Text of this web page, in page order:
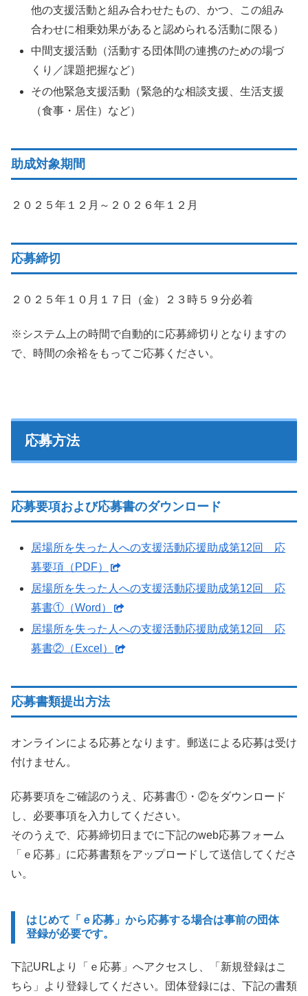
他の支援活動と組み合わせたもの、かつ、この組み
合わせに相乗効果があると認められる活動に限る）
中間支援活動（活動する団体間の連携のための場づ
くり／課題把握など）
その他緊急支援活動（緊急的な相談支援、生活支援
（食事・居住）など）
助成対象期間
２０２５年１２月～２０２６年１２月
応募締切
２０２５年１０月１７日（金）２３時５９分必着
※システム上の時間で自動的に応募締切りとなりますの
で、時間の余裕をもってご応募ください。
応募方法
応募要項および応募書のダウンロード
居場所を失った人への支援活動応援助成第12回 応
募要項（PDF）
居場所を失った人への支援活動応援助成第12回 応
募書①（Word）
居場所を失った人への支援活動応援助成第12回 応
募書②（Excel）
応募書類提出方法
オンラインによる応募となります。郵送による応募は受け
付けません。
応募要項をご確認のうえ、応募書①・②をダウンロード
し、必要事項を入力してください。
そのうえで、応募締切日までに下記のweb応募フォーム
「ｅ応募」に応募書類をアップロードして送信してくださ
い。
はじめて「ｅ応募」から応募する場合は事前の団体
登録が必要です。
下記URLより「ｅ応募」へアクセスし、「新規登録はこ
ちら」より登録してください。団体登録には、下記の書類